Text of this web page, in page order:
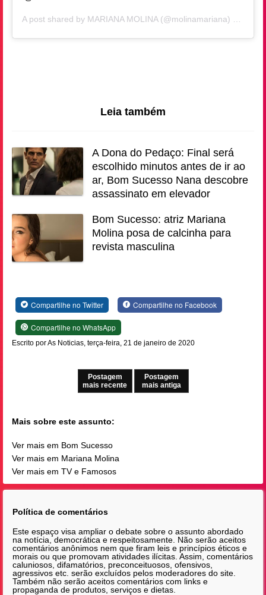
A post shared by MARIANA MOLINA(@molinamariana) on
Leia também
A Dona do Pedaço: Final será
escolhido minutos antes de ir ao
ar, Bom Sucesso Nana descobre
assassinato em elevador
Bom Sucesso: atriz Mariana
Molina posa de calcinha para
revista masculina
Compartilhe no Twitter Compartilhe no Facebook
Compartilhe no WhatsApp
Escrito por As Noticias, terça-feira, 21 de janeiro de 2020
Postagem
mais recente
Postagem
mais antiga
Mais sobre este assunto:
Ver mais em Bom Sucesso
Ver mais em Mariana Molina
Ver mais em TV e Famosos
Política de comentários
Este espaço visa ampliar o debate sobre o assunto abordado
na notícia, democrática e respeitosamente. Não serão aceitos
comentários anônimos nem que firam leis e princípios éticos e
morais ou que promovam atividades ilícitas. Assim, comentários
caluniosos, difamatórios, preconceituosos, ofensivos,
agressivos etc. serão excluídos pelos moderadores do site.
Também não serão aceitos comentários com links e
propaganda de produtos, serviços e dietas.